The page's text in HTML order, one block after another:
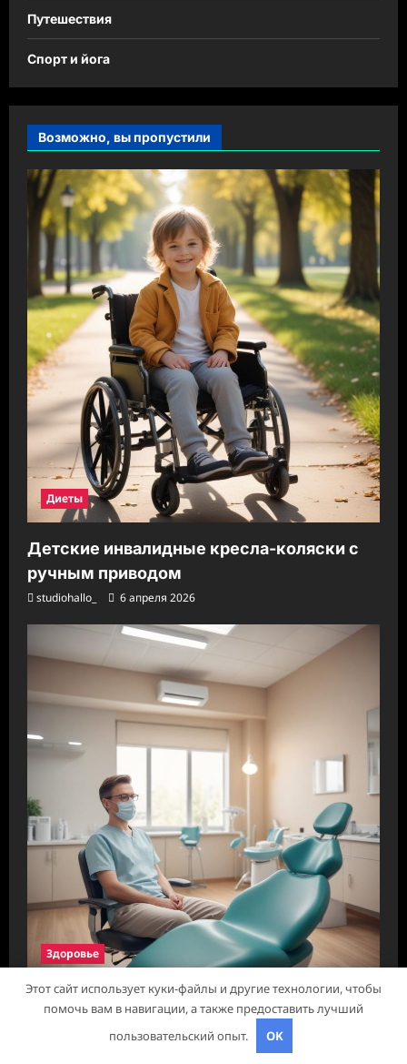
Путешествия
Спорт и йога
Возможно, вы пропустили
Диеты
Детские инвалидные кресла-коляски с
ручным приводом
studiohallo_ 6 апреля 2026
Здоровье
Запись в стоматологическую клинику
Этот сайт использует куки-файлы и другие технологии, чтобы
помочь вам в навигации, а также предоставить лучший
пользовательский опыт.
OK